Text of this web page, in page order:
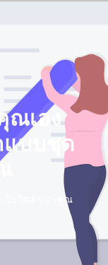
ณเอง
แบบชุด
ว็บไซต์ของคุณ